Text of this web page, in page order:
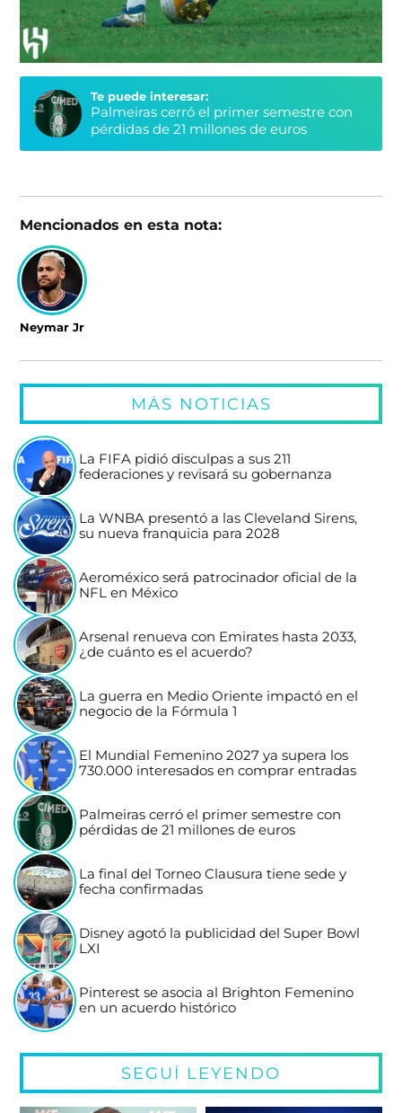
Te puede interesar:
Palmeiras cerró el primer semestre con
pérdidas de 21 millones de euros
Mencionados en esta nota:
Neymar Jr
MÁS NOTICIAS
La FIFA pidió disculpas a sus 211
federaciones y revisará su gobernanza
La WNBA presentó a las Cleveland Sirens,
su nueva franquicia para 2028
Aeroméxico será patrocinador oficial de la
NFL en México
Arsenal renueva con Emirates hasta 2033,
¿de cuánto es el acuerdo?
La guerra en Medio Oriente impactó en el
negocio de la Fórmula 1
El Mundial Femenino 2027 ya supera los
730.000 interesados en comprar entradas
Palmeiras cerró el primer semestre con
pérdidas de 21 millones de euros
La final del Torneo Clausura tiene sede y
fecha confirmadas
Disney agotó la publicidad del Super Bowl
LXI
Pinterest se asocia al Brighton Femenino
en un acuerdo histórico
SEGUÍ LEYENDO